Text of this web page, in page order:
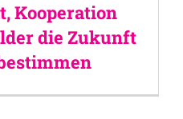
Kooperation
die Zukunft